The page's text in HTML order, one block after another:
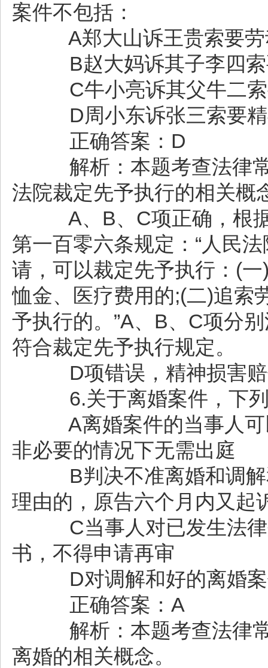
案件不包括：
A郑大山诉王贵索要劳
B赵大妈诉其子李四索
C牛小亮诉其父牛二索
D周小东诉张三索要精
正确答案：D
解析：本题考查法律常
法院裁定先予执行的相关概
A、B、C项正确，根据
第一百零六条规定：“人民
请，可以裁定先予执行：(
恤金、医疗费用的;(二)追索
予执行的。”A、B、C项分
符合裁定先予执行规定。
D项错误，精神损害赔
6.关于离婚案件，下列
A离婚案件的当事人可
非必要的情况下无需出庭
B判决不准离婚和调解
理由的，原告六个月内又起
C当事人对已发生法律
书，不得申请再审
D对调解和好的离婚案
正确答案：A
解析：本题考查法律常
离婚的相关概念。